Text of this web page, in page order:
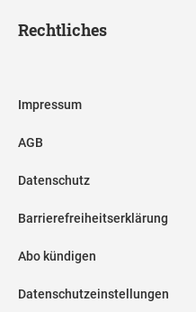
Rechtliches
Impressum
AGB
Datenschutz
Barrierefreiheitserklärung
Abo kündigen
Datenschutzeinstellungen